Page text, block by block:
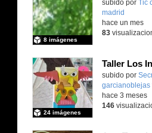
subido por Tic
madrid
8 imágenes
hace un mes
83
subido por
garcianoblejas
24 imágenes
hace 3 meses
146